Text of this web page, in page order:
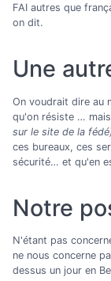
FAI autres que
on dit.
Une
On voudrait dire au
qu'on résiste …
sur le site de la
ces bureaux, ces
sécurité… et qu'en
Notre
N'étant pas
ne nous concerne
dessus un jour en